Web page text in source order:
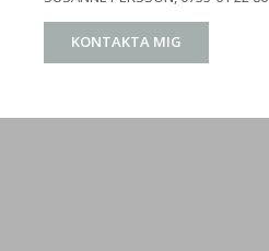
KONTAKTA MIG